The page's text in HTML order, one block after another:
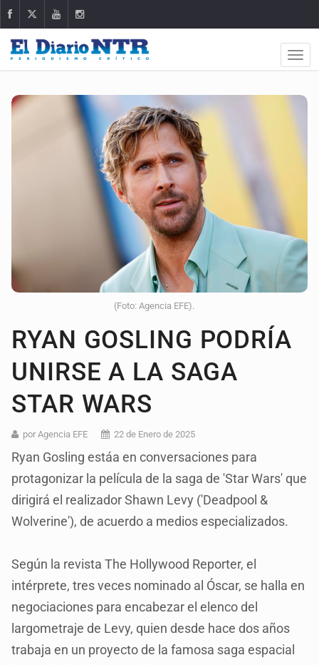
(Foto: Agencia EFE).
RYAN GOSLING PODRÍA
UNIRSE A LA SAGA
STAR WARS
por Agencia EFE 22 de Enero de 2025
Ryan Gosling estáa en conversaciones para
protagonizar la película de la saga de 'Star Wars' que
dirigirá el realizador Shawn Levy ('Deadpool &
Wolverine'), de acuerdo a medios especializados.
Según la revista The Hollywood Reporter, el
intérprete, tres veces nominado al Óscar, se halla en
negociaciones para encabezar el elenco del
largometraje de Levy, quien desde hace dos años
trabaja en un proyecto de la famosa saga espacial